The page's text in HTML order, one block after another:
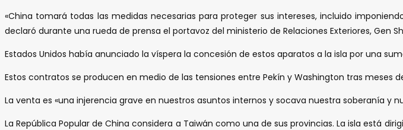
«China tomará todas las medidas necesarias para proteger sus intereses, incluido
declaró durante una rueda de prensa el portavoz del ministerio de Relaciones Exteriores, Gen
Estados Unidos había anunciado la víspera la concesión de estos aparatos a la isla por una
Estos contratos se producen en medio de las tensiones entre Pekín y Washington tras meses
La venta es «una injerencia grave en nuestros asuntos internos y socava nuestra soberanía y
La República Popular de China considera a Taiwán como una de sus provincias. La isla está